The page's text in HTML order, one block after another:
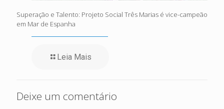
Superação e Talento: Projeto Social Três Marias é vice-campeão
em Mar de Espanha
Leia Mais
Deixe um comentário